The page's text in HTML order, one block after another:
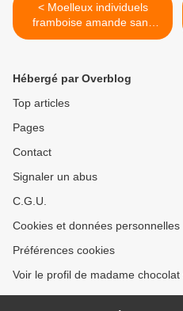
< Moelleux individuels
framboise amande sans
beurre
Hébergé par Overblog
Top articles
Pages
Contact
Signaler un abus
C.G.U.
Cookies et données personnelles
Préférences cookies
Voir le profil de madame